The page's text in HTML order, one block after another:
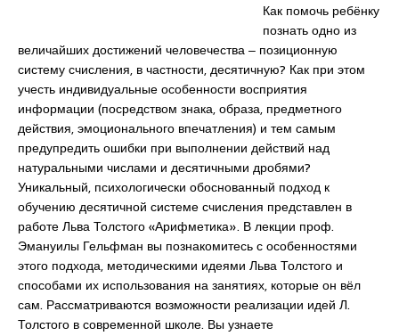
Как помочь ребёнку
познать одно из
величайших достижений человечества ‒ позиционную
систему счисления, в частности, десятичную? Как при этом
учесть индивидуальные особенности восприятия
информации (посредством знака, образа, предметного
действия, эмоционального впечатления) и тем самым
предупредить ошибки при выполнении действий над
натуральными числами и десятичными дробями?
Уникальный, психологически обоснованный подход к
обучению десятичной системе счисления представлен в
работе Льва Толстого «Арифметика». В лекции проф.
Эмануилы Гельфман вы познакомитесь с особенностями
этого подхода, методическими идеями Льва Толстого и
способами их использования на занятиях, которые он вёл
сам. Рассматриваются возможности реализации идей Л.
Толстого в современной школе. Вы узнаете